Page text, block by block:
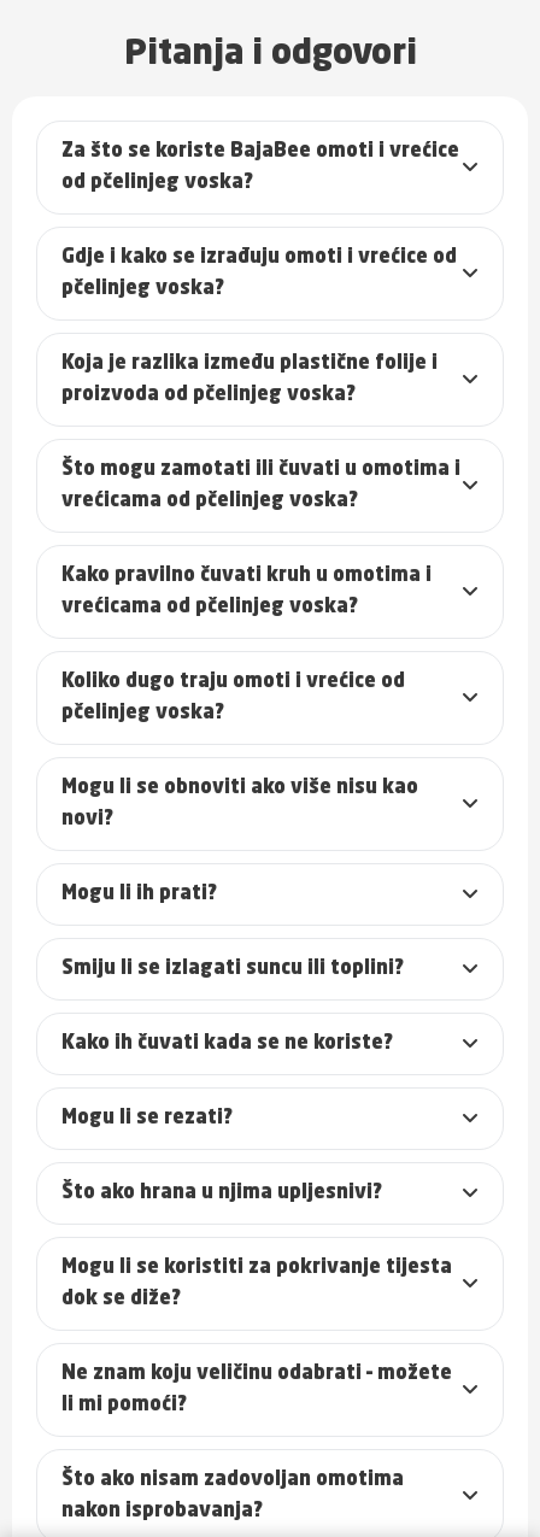
Pitanja i odgovori
Za što se koriste BajaBee omoti i vrećice
od pčelinjeg voska?
Gdje i kako se izrađuju omoti i vrećice od
pčelinjeg voska?
Koja je razlika između plastične folije i
proizvoda od pčelinjeg voska?
Što mogu zamotati ili čuvati u omotima i
vrećicama od pčelinjeg voska?
Kako pravilno čuvati kruh u omotima i
vrećicama od pčelinjeg voska?
Koliko dugo traju omoti i vrećice od
pčelinjeg voska?
Mogu li se obnoviti ako više nisu kao
novi?
Mogu li ih prati?
Smiju li se izlagati suncu ili toplini?
Kako ih čuvati kada se ne koriste?
Mogu li se rezati?
Što ako hrana u njima upljesnivi?
Mogu li se koristiti za pokrivanje tijesta
dok se diže?
Ne znam koju veličinu odabrati – možete
li mi pomoći?
Što ako nisam zadovoljan omotima
nakon isprobavanja?